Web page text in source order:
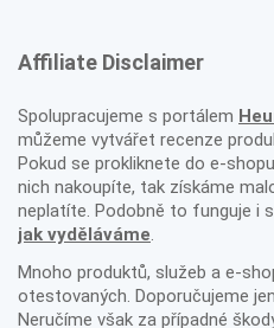
Affiliate Disclaimer
Spolupracujeme s portálem
můžeme vytvářet recenze
Pokud se prokliknete do e-
nich nakoupíte, tak získáme
neplatíte. Podobně to funguje i
jak vyděláváme.
Mnoho produktů, služeb a e-
otestovaných. Doporučujeme
Neručíme však za případné